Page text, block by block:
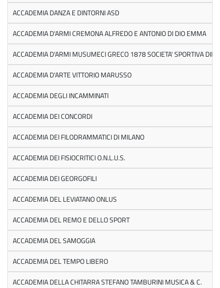
ACCADEMIA DANZA E DINTORNI ASD
ACCADEMIA D'ARMI CREMONA ALFREDO E ANTONIO DI DIO EMMA
ACCADEMIA D'ARMI MUSUMECI GRECO 1878 SOCIETA' SPORTIVA
ACCADEMIA D'ARTE VITTORIO MARUSSO
ACCADEMIA DEGLI INCAMMINATI
ACCADEMIA DEI CONCORDI
ACCADEMIA DEI FILODRAMMATICI DI MILANO
ACCADEMIA DEI FISIOCRITICI O.N.L.U.S.
ACCADEMIA DEI GEORGOFILI
ACCADEMIA DEL LEVIATANO ONLUS
ACCADEMIA DEL REMO E DELLO SPORT
ACCADEMIA DEL SAMOGGIA
ACCADEMIA DEL TEMPO LIBERO
ACCADEMIA DELLA CHITARRA STEFANO TAMBURINI MUSICA & C.